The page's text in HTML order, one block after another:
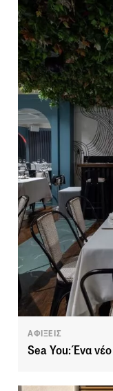
ΑΦΙΞΕΙΣ
Sea You: Ένα